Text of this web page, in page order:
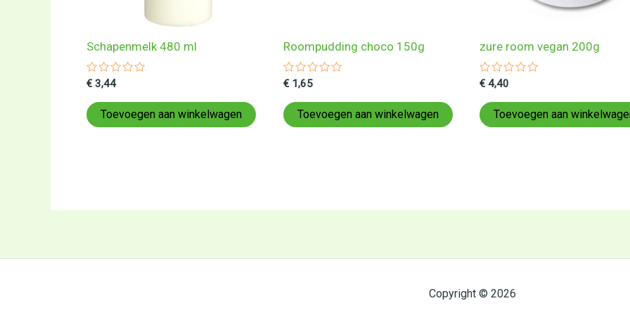
Schapenmelk 480 ml
Gewaardeerd
uit
5
€ 3,44
Toevoegen aan winkelwagen
Roompudding choco 150g
Gewaardeerd
uit
5
€1,65
Toevoegen aan winkelwagen
zure room vegan 200g
Gewaardeerd
uit
5
€ 4,40
Toevoegen aan
Copyright © 2026